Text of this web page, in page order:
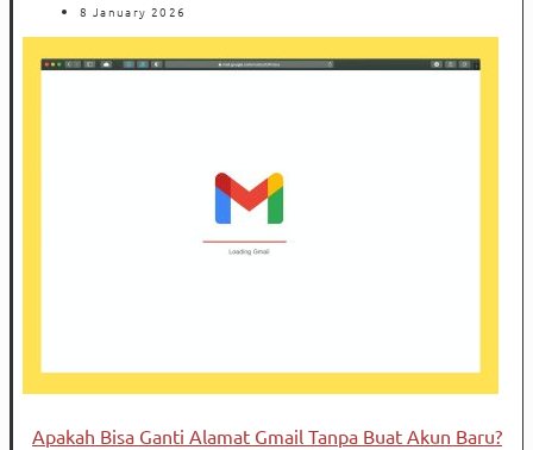
8 January 2026
Apakah Bisa Ganti Alamat Gmail Tanpa Buat Akun Baru?